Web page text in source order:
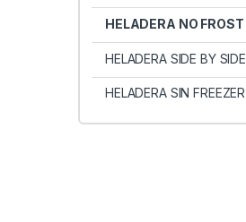
HELADERA NO FROST
HELADERA SIDE BY SIDE
HELADERA SIN FREEZER